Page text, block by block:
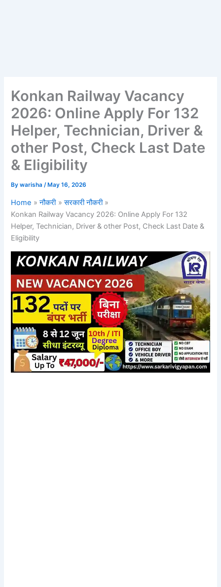
Konkan Railway Vacancy
2026: Online Apply For 132
Helper, Technician, Driver &
other Post, Check Last Date
& Eligibility
Bywarisha/ May 16, 2026
Home नौकरी
सरकारी नौकरी
Konkan Railway Vacancy 2026: Online Apply For 132
Helper, Technician, Driver & other Post, Check Last Date &
Eligibility